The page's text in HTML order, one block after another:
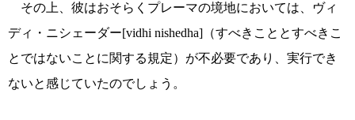
その上、彼はおそらくプレーマの境地においては、ヴィ
ディ・ニシェーダー[vidhi nishedha]（すべきこととすべきこ
とではないことに関する規定）が不必要であり、実行でき
ないと感じていたのでしょう。